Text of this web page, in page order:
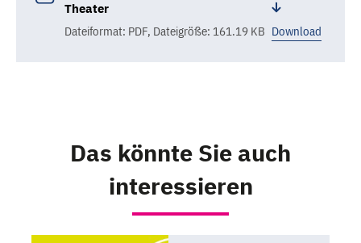
Theater
Dateiformat: PDF, Dateigröße: 161.19 KB Download
Das könnte Sie auch
interessieren